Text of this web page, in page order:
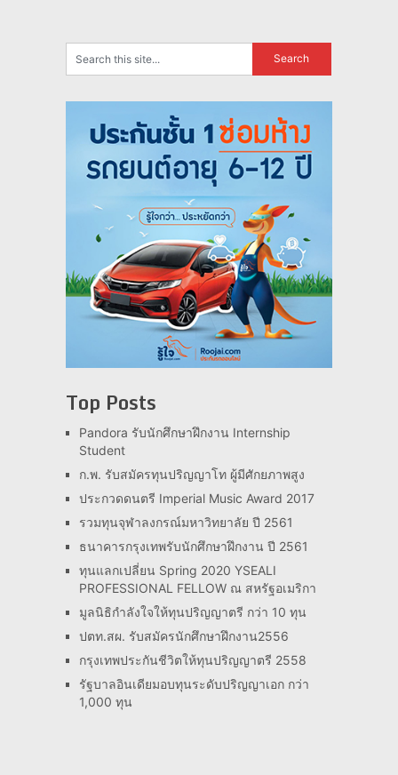
Top Posts
Pandora รับนักศึกษาฝึกงาน Internship
Student
ก.พ. รับสมัครทุนปริญญาโท ผู้มีศักยภาพสูง
ประกวดดนตรี Imperial Music Award 2017
รวมทุนจุฬาลงกรณ์มหาวิทยาลัย ปี 2561
ธนาคารกรุงเทพรับนักศึกษาฝึกงาน ปี 2561
ทุนแลกเปลี่ยน Spring 2020 YSEALI
PROFESSIONAL FELLOW ณ สหรัฐอเมริกา
มูลนิธิกำลังใจให้ทุนปริญญาตรี กว่า 10 ทุน
ปตท.สผ. รับสมัครนักศึกษาฝึกงาน2556
กรุงเทพประกันชีวิตให้ทุนปริญญาตรี 2558
รัฐบาลอินเดียมอบทุนระดับปริญญาเอก กว่า
1,000 ทุน